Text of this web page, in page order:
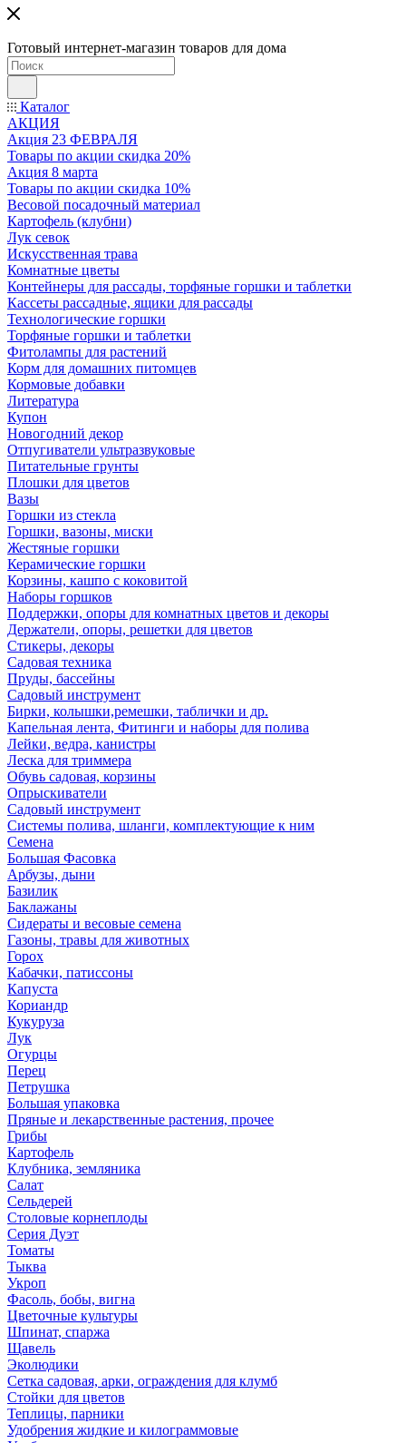
Готовый интернет-магазин товаров для дома
Каталог
АКЦИЯ
Акция 23 ФЕВРАЛЯ
Товары по акции скидка 20%
Акция 8 марта
Товары по акции скидка 10%
Весовой посадочный материал
Картофель (клубни)
Лук севок
Искусственная трава
Комнатные цветы
Контейнеры для рассады, торфяные горшки и таблетки
Кассеты рассадные, ящики для рассады
Технологические горшки
Торфяные горшки и таблетки
Фитолампы для растений
Корм для домашних питомцев
Кормовые добавки
Литература
Купон
Новогодний декор
Отпугиватели ультразвуковые
Питательные грунты
Плошки для цветов
Вазы
Горшки из стекла
Горшки, вазоны, миски
Жестяные горшки
Керамические горшки
Корзины, кашпо с коковитой
Наборы горшков
Поддержки, опоры для комнатных цветов и декоры
Держатели, опоры, решетки для цветов
Стикеры, декоры
Садовая техника
Пруды, бассейны
Садовый инструмент
Бирки, колышки,ремешки, таблички и др.
Капельная лента, Фитинги и наборы для полива
Лейки, ведра, канистры
Леска для триммера
Обувь садовая, корзины
Опрыскиватели
Садовый инструмент
Системы полива, шланги, комплектующие к ним
Семена
Большая Фасовка
Арбузы, дыни
Базилик
Баклажаны
Сидераты и весовые семена
Газоны, травы для животных
Горох
Кабачки, патиссоны
Капуста
Кориандр
Кукуруза
Лук
Огурцы
Перец
Петрушка
Большая упаковка
Пряные и лекарственные растения, прочее
Грибы
Картофель
Клубника, земляника
Салат
Сельдерей
Столовые корнеплоды
Серия Дуэт
Томаты
Тыква
Укроп
Фасоль, бобы, вигна
Цветочные культуры
Шпинат, спаржа
Щавель
Эколюдики
Сетка садовая, арки, ограждения для клумб
Стойки для цветов
Теплицы, парники
Удобрения жидкие и килограммовые